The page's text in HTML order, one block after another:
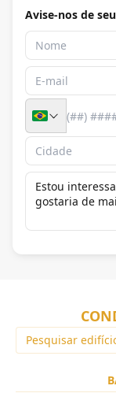
Avise-nos de